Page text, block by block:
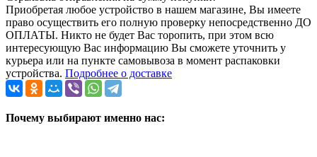
Приобретая любое устройство в нашем магазине, Вы имеете
право осуществить его полную проверку непосредственно ДО
ОПЛАТЫ. Никто не будет Вас торопить, при этом всю
интересующую Вас информацию Вы сможете уточнить у
курьера или на пункте самовывоза в момент распаковки
устройства. Подробнее о доставке
Почему выбирают именно нас: